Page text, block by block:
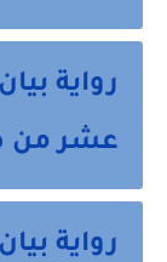
رواية
عشر من
رواية